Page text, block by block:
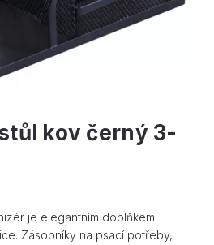
kov černý 3-
je elegantním doplňkem
Zásobníky na psací potřeby,